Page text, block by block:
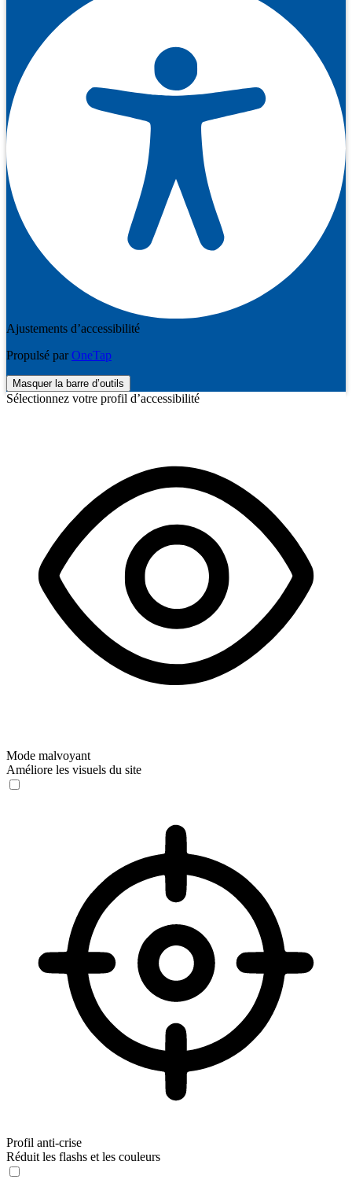
Ajustements d’accessibilité
Propulsé parOneTap
Masquer la barre d’outils
Sélectionnez votre profil d’accessibilité
Mode malvoyant
Améliore les visuels du site
Profil anti-crise
Réduit les flashs et les couleurs